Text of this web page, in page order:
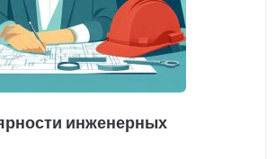
инженерных